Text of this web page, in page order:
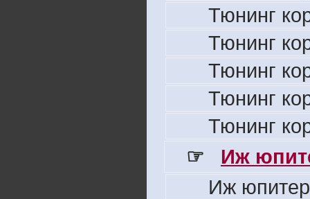
Тюнинг
Тюнинг
Тюнинг
Тюнинг
Тюнинг
☞
Иж
Иж